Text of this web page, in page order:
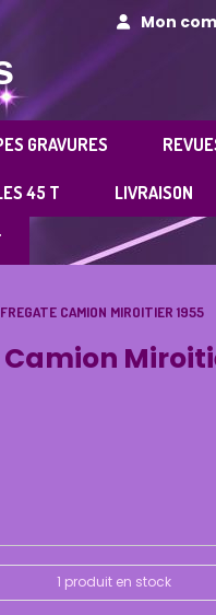
Mon
GRAVURES
45 T LIVRAISON
CAMION MIROITIER 1955
1 produit en stock